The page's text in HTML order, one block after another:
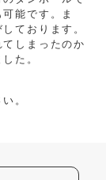
能です。ま
ております。
しまったのか
た。
。